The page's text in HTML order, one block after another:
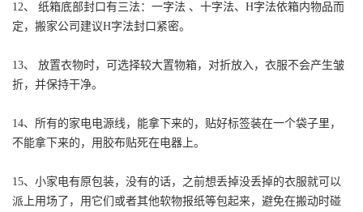
12、 纸箱底部封口有三法：一字法 、十字法、H字法依箱内物品而
定，搬家公司建议H字法封口紧密。
13、 放置衣物时，可选择较大置物箱，对折放入，衣服不会产生皱
折，并保持干净。
14、所有的家电电源线，能拿下来的，贴好标签装在一个袋子里，
不能拿下来的，用胶布贴死在电器上。
15、小家电有原包装，没有的话，之前想丢掉没丢掉的衣服就可以
派上用场了，用它们或者其他软物报纸等包起来，避免在搬动时碰